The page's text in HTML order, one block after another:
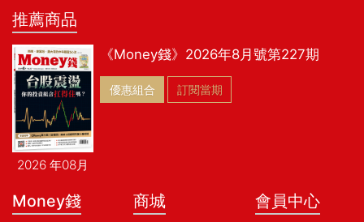
推薦商品
2026 年08月
《Money錢》2026年8月號第227期
優惠組合 訂閱當期
Money錢 商城 會員中心